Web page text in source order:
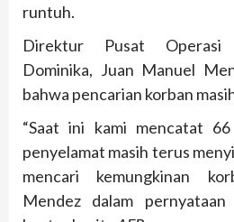
runtuh.
Direktur Pusat Operasi
Dominika, Juan Manuel
bahwa pencarian korban
“Saat ini kami mencatat
penyelamat masih terus
mencari kemungkinan
Mendez dalam